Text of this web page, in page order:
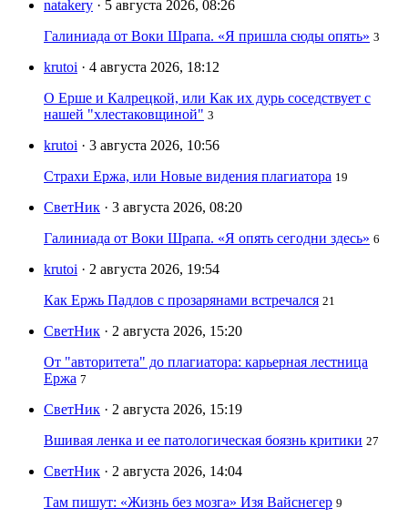
natakery · 5 августа 2026, 08:26
Галиниада от Воки Шрапа. «Я пришла сюды опять» 3
krutoi · 4 августа 2026, 18:12
О Ерше и Калрецкой, или Как их дурь соседствует с
нашей "хлестаковщиной" 3
krutoi · 3 августа 2026, 10:56
Страхи Ержа, или Новые видения плагиатора 19
СветНик · 3 августа 2026, 08:20
Галиниада от Воки Шрапа. «Я опять сегодни здесь» 6
krutoi · 2 августа 2026, 19:54
Как Ержь Падлов с прозарянами встречался 21
СветНик · 2 августа 2026, 15:20
От "авторитета" до плагиатора: карьерная лестница
Ержа 7
СветНик · 2 августа 2026, 15:19
Вшивая ленка и ее патологическая боязнь критики 27
СветНик · 2 августа 2026, 14:04
Там пишут: «Жизнь без мозга» Изя Вайснегер 9